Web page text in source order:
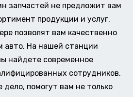
запчастей не предложит вам
продукции и услуг,
позволят вам качественно
авто. На нашей станции
найдете современное
сотрудников,
дело, помогут вам не только